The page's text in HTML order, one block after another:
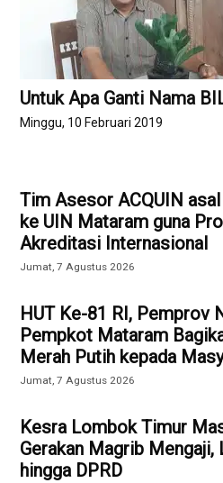
Untuk Apa Ganti Nama
Minggu, 10 Februari 2019
Tim Asesor ACQUIN
ke UIN Mataram guna
Akreditasi Internasional
Jumat, 7 Agustus 2026
HUT Ke-81 RI, Pemprov
Pempkot Mataram
Merah Putih kepada
Jumat, 7 Agustus 2026
Kesra Lombok Timur
Gerakan Magrib Mengaji,
hingga DPRD